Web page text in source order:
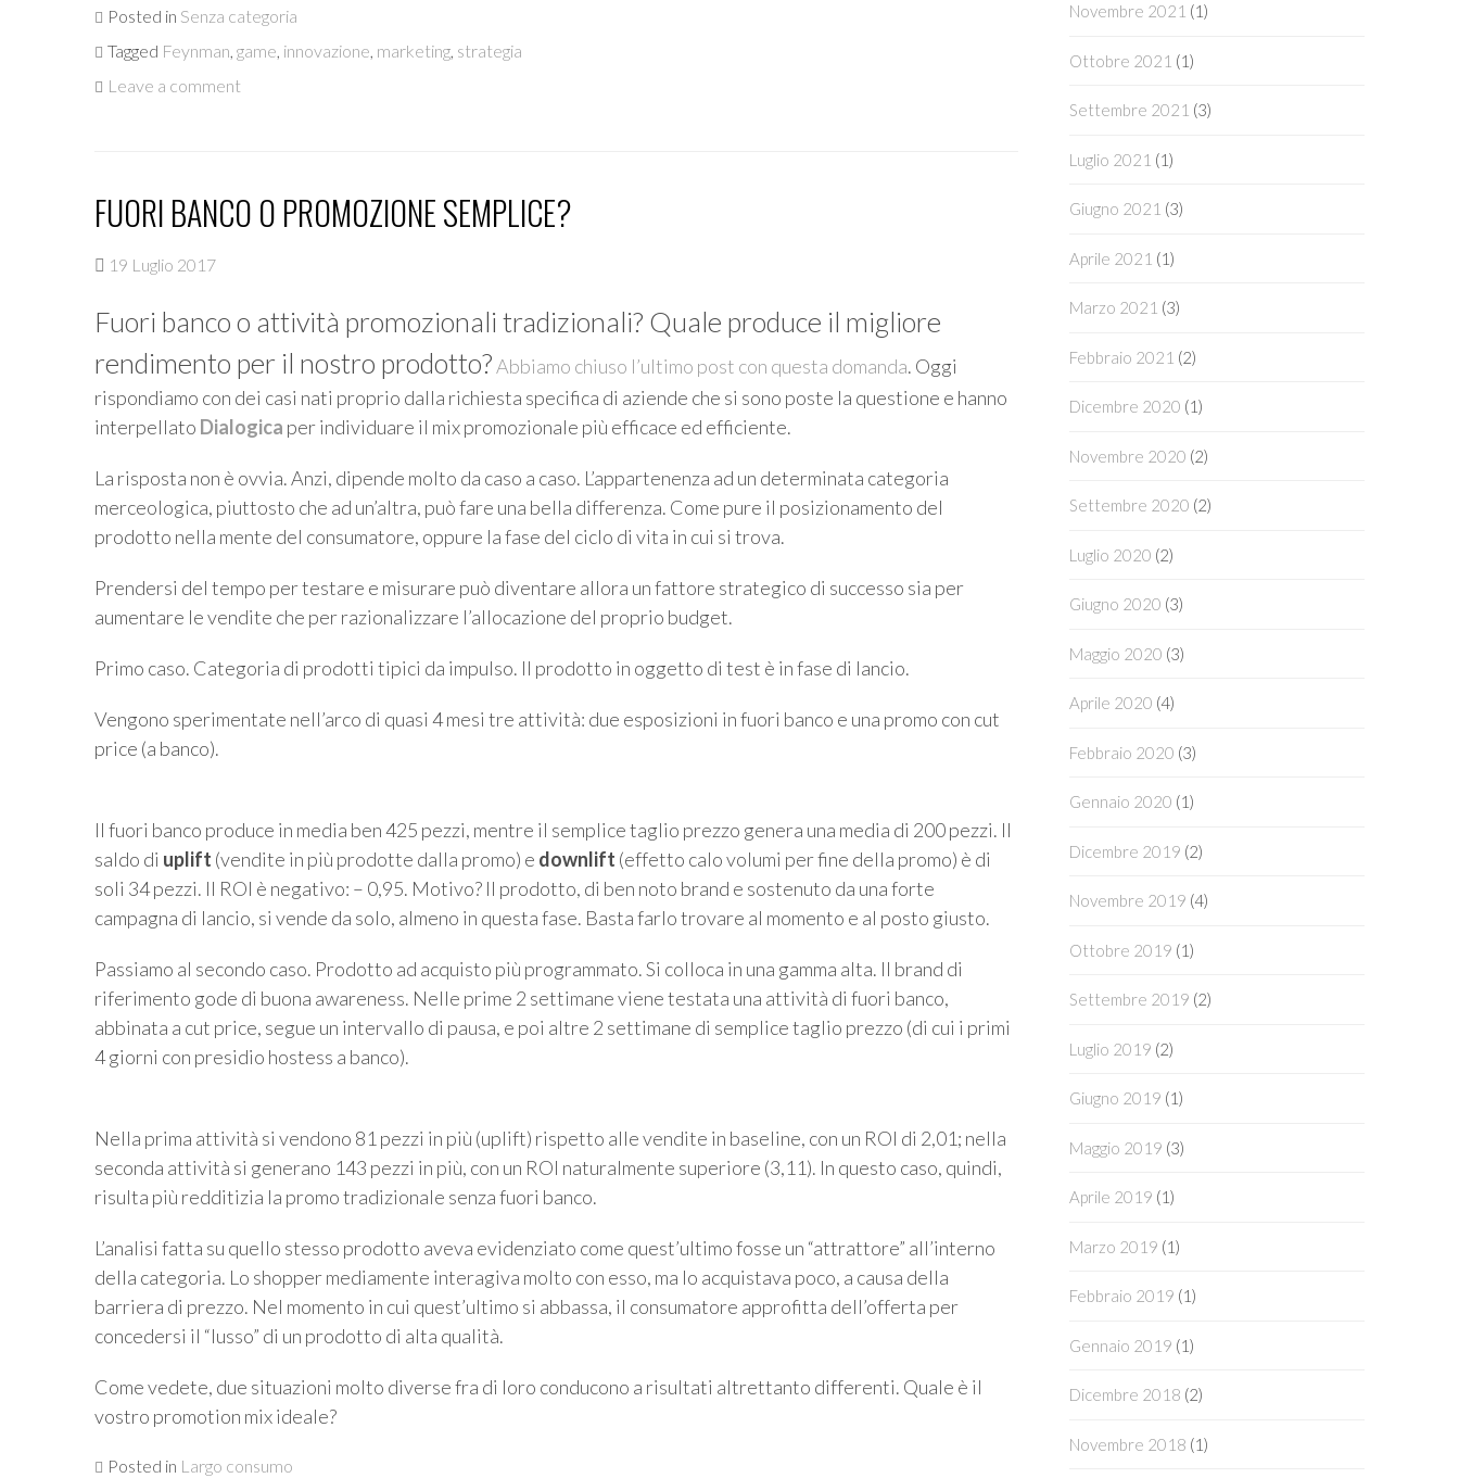
Posted in Senza categoria
Tagged Feynman, game, innovazione, marketing, strategia
Leave a comment
FUORI BANCO O PROMOZIONE SEMPLICE?
19 Luglio 2017
Fuori banco o attività promozionali tradizionali? Quale produce il migliore
rendimento per il nostro prodotto?Abbiamo chiuso l’ultimo post con questa domanda. Oggi
rispondiamo con dei casi nati proprio dalla richiesta specifica di aziende che si sono poste la questione e hanno
interpellato Dialogica per individuare il mix promozionale più efficace ed efficiente.
La risposta non è ovvia. Anzi, dipende molto da caso a caso. L’appartenenza ad un determinata categoria
merceologica, piuttosto che ad un’altra, può fare una bella differenza. Come pure il posizionamento del
prodotto nella mente del consumatore, oppure la fase del ciclo di vita in cui si trova.
Prendersi del tempo per testare e misurare può diventare allora un fattore strategico di successo sia per
aumentare le vendite che per razionalizzare l’allocazione del proprio budget.
Primo caso. Categoria di prodotti tipici da impulso. Il prodotto in oggetto di test è in fase di lancio.
Vengono sperimentate nell’arco di quasi 4 mesi tre attività: due esposizioni in fuori banco e una promo con cut
price (a banco).
Il fuori banco produce in media ben 425 pezzi, mentre il semplice taglio prezzo genera una media di 200 pezzi. Il
saldo di uplift (vendite in più prodotte dalla promo) e downlift (effetto calo volumi per fine della promo) è di
soli 34 pezzi. Il ROI è negativo: – 0,95. Motivo? Il prodotto, di ben noto brand e sostenuto da una forte
campagna di lancio, si vende da solo, almeno in questa fase. Basta farlo trovare al momento e al posto giusto.
Passiamo al secondo caso. Prodotto ad acquisto più programmato. Si colloca in una gamma alta. Il brand di
riferimento gode di buona awareness. Nelle prime 2 settimane viene testata una attività di fuori banco,
abbinata a cut price, segue un intervallo di pausa, e poi altre 2 settimane di semplice taglio prezzo (di cui i primi
4 giorni con presidio hostess a banco).
Nella prima attività si vendono 81 pezzi in più (uplift) rispetto alle vendite in baseline, con un ROI di 2,01; nella
seconda attività si generano 143 pezzi in più, con un ROI naturalmente superiore (3,11). In questo caso, quindi,
risulta più redditizia la promo tradizionale senza fuori banco.
L’analisi fatta su quello stesso prodotto aveva evidenziato come quest’ultimo fosse un “attrattore” all’interno
della categoria. Lo shopper mediamente interagiva molto con esso, ma lo acquistava poco, a causa della
barriera di prezzo. Nel momento in cui quest’ultimo si abbassa, il consumatore approfitta dell’offerta per
concedersi il “lusso” di un prodotto di alta qualità.
Come vedete, due situazioni molto diverse fra di loro conducono a risultati altrettanto differenti. Quale è il
vostro promotion mix ideale?
Posted in Largo consumo
Novembre 2021 (1)
Ottobre 2021 (1)
Settembre 2021 (3)
Luglio 2021 (1)
Giugno 2021 (3)
Aprile 2021 (1)
Marzo 2021 (3)
Febbraio 2021 (2)
Dicembre 2020 (1)
Novembre 2020 (2)
Settembre 2020 (2)
Luglio 2020 (2)
Giugno 2020 (3)
Maggio 2020 (3)
Aprile 2020 (4)
Febbraio 2020 (3)
Gennaio 2020 (1)
Dicembre 2019 (2)
Novembre 2019 (4)
Ottobre 2019 (1)
Settembre 2019 (2)
Luglio 2019 (2)
Giugno 2019 (1)
Maggio 2019 (3)
Aprile 2019 (1)
Marzo 2019 (1)
Febbraio 2019 (1)
Gennaio 2019 (1)
Dicembre 2018 (2)
Novembre 2018 (1)